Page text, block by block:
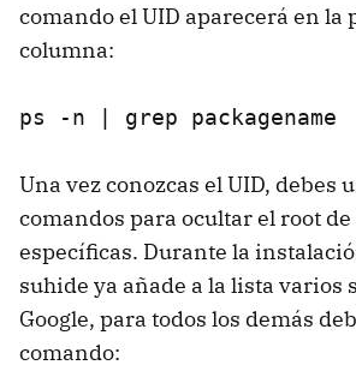
comando el UID aparecerá en la
columna:
ps -n | grep packagename
Una vez conozcas el UID, debes
comandos para ocultar el root
específicas. Durante la
suhide ya añade a la lista varios
Google, para todos los demás
comando: